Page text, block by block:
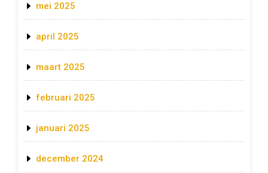
mei 2025
april 2025
maart 2025
februari 2025
januari 2025
december 2024